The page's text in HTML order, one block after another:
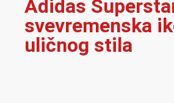
Adidas
svevremenska
uličnog stila